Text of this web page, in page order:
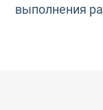
выполнения